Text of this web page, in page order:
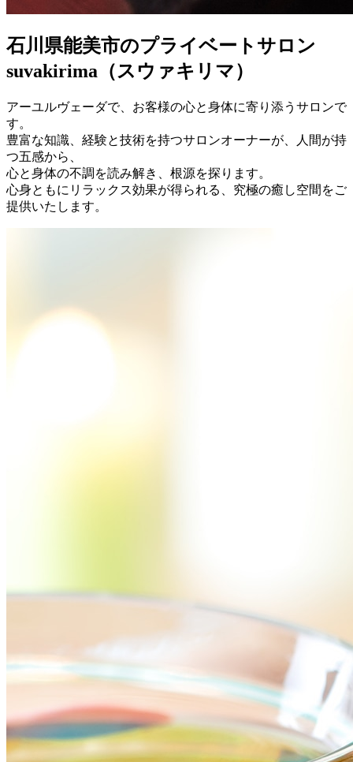
石川県能美市のプライベートサロン
suvakirima（スウァキリマ）
アーユルヴェーダで、お客様の心と身体に寄り添うサロンで
す。
豊富な知識、経験と技術を持つサロンオーナーが、人間が持
つ五感から、
心と身体の不調を読み解き、根源を探ります。
心身ともにリラックス効果が得られる、究極の癒し空間をご
提供いたします。